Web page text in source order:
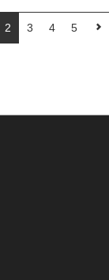
2 3 4 5